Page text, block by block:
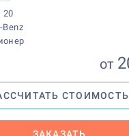
20
Benz
от
СТОИМОСТЬ